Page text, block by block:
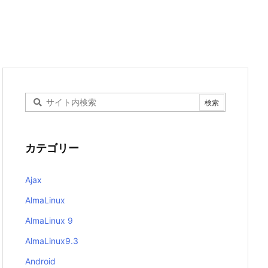
カテゴリー
Ajax
AlmaLinux
AlmaLinux 9
AlmaLinux9.3
Android